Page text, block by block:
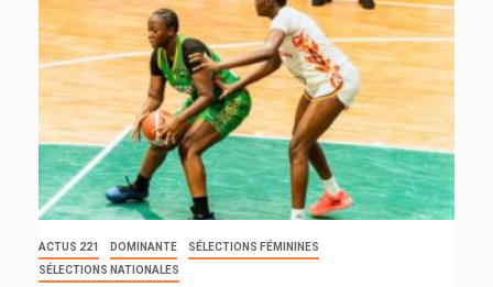
ACTUS 221 DOMINANTE
SÉLECTIONS FÉMININES
SÉLECTIONS NATIONALES